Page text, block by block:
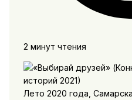
2 минут чтения
Лето 2020 года,